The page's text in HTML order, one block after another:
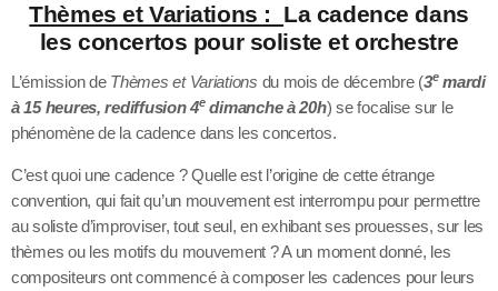
Thèmes et Variations : La cadence dans
les concertos pour soliste et orchestre
L’émission de Thèmes et Variations du mois de décembre (3emardi
à 15 heures, rediffusion 4edimanche à 20h) se focalise sur le
phénomène de la cadence dans les concertos.
C’est quoi une cadence ? Quelle est l’origine de cette étrange
convention, qui fait qu’un mouvement est interrompu pour permettre
au soliste d’improviser, tout seul, en exhibant ses prouesses, sur les
thèmes ou les motifs du mouvement ? A un moment donné, les
compositeurs ont commencé à composer les cadences pour leurs